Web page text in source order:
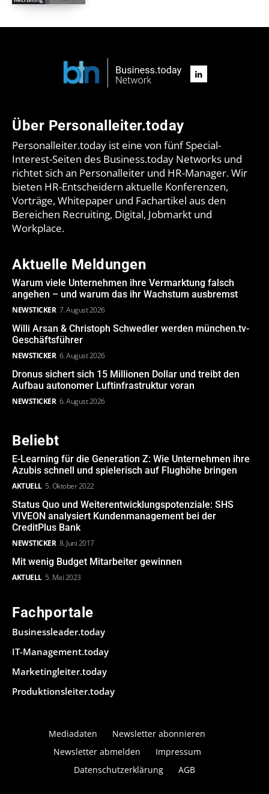
Über Personalleiter.today
Personalleiter.today ist eine von fünf Special-
Interest-Seiten des Business.today Networks und
richtet sich an Personalleiter und HR-Manager. Wir
bieten HR-Entscheidern aktuelle Konferenzen,
Vorträge, Whitepaper und Fachartikel aus den
Bereichen Recruiting, Digital, Jobmarkt und
Workplace.
Aktuelle Meldungen
Warum viele Unternehmen ihre Vermarktung falsch
angehen – und warum das ihr Wachstum ausbremst
NEWSTICKER 7. August 2026
Willi Arsan & Christoph Schwedler werden münchen.tv-
Geschäftsführer
NEWSTICKER 6. August 2026
Dronus sichert sich 15 Millionen Dollar und treibt den
Aufbau autonomer Luftinfrastruktur voran
NEWSTICKER 6. August 2026
Beliebt
E-Learning für die Generation Z: Wie Unternehmen ihre
Azubis schnell und spielerisch auf Flughöhe bringen
AKTUELL 5. Oktober 2022
Status Quo und Weiterentwicklungspotenziale: SHS
VIVEON analysiert Kundenmanagement bei der
CreditPlus Bank
NEWSTICKER 8. Juni 2017
Mit wenig Budget Mitarbeiter gewinnen
AKTUELL 5. Mai 2023
Fachportale
Businessleader.today
IT-Management.today
Marketingleiter.today
Produktionsleiter.today
Mediadaten
Newsletter abonnieren
Newsletter abmelden
Impressum
Datenschutzerklärung
AGB